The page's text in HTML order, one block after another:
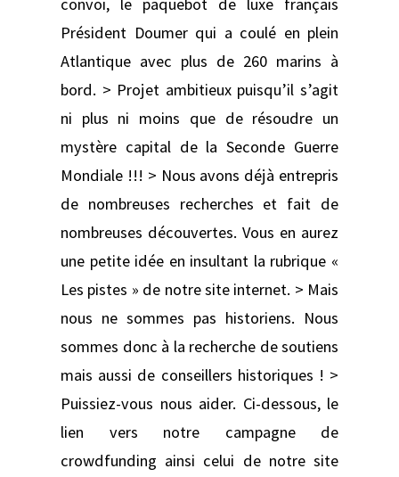
Président Doumer qui a coulé en plein
Atlantique avec plus de 260 marins à
bord. > Projet ambitieux puisqu’il s’agit
ni plus ni moins que de résoudre un
mystère capital de la Seconde Guerre
Mondiale !!! > Nous avons déjà entrepris
de nombreuses recherches et fait de
nombreuses découvertes. Vous en aurez
une petite idée en insultant la rubrique «
Les pistes » de notre site internet. > Mais
nous ne sommes pas historiens. Nous
sommes donc à la recherche de soutiens
mais aussi de conseillers historiques ! >
Puissiez-vous nous aider. Ci-dessous, le
lien vers notre campagne de
crowdfunding ainsi celui de notre site